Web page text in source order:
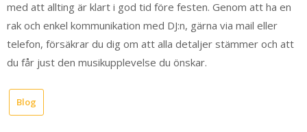
med att allting är klart i god tid före festen. Genom att ha en
rak och enkel kommunikation med DJ:n, gärna via mail eller
telefon, försäkrar du dig om att alla detaljer stämmer och att
du får just den musikupplevelse du önskar.
Blog